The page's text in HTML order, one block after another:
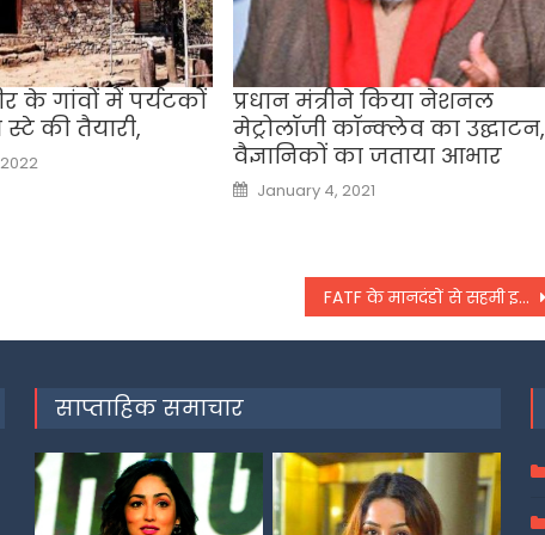
के गांवों में पर्यटकों
की तैयारी,
प्रधान मंत्रीने किया नेशनल
मेट्रोलॉजी कॉन्क्लेव का उद्घाटन,
वैज्ञानिकों का जताया आभार
Posted
on
January 4, 2021
FATF के मानदंडों से सहमी इमरान सरकार,
साप्ताहिक समाचार